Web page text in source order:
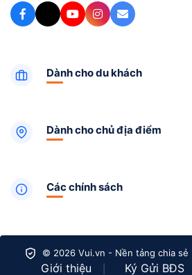
Dành cho du khách
Dành cho chủ địa điểm
Các chính sách
© 2026 Vui.vn - Nền tảng chia sẻ
Giới thiệu Ký Gửi BĐS